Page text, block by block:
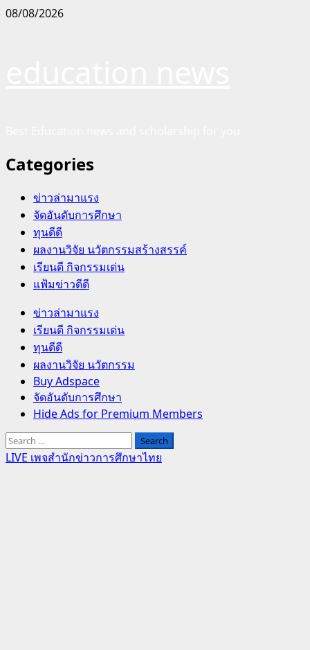
Skip
08/08/2026
Categories
ข่าวล่ามาแรง
จัดอันดับการศึกษา
ทุนดีดี
ผลงานวิจัย นวัตกรรมสร้างสรรค์
เรียนดี กิจกรรมเด่น
แฟ้มข่าวดีดี
Primary
Menu
ข่าวล่ามาแรง
เรียนดี กิจกรรมเด่น
ทุนดีดี
ผลงานวิจัย นวัตกรรม
Buy Adspace
จัดอันดับการศึกษา
Hide Ads for Premium Members
Search
for:
LIVE เพจสำนักข่าวการศึกษาไทย